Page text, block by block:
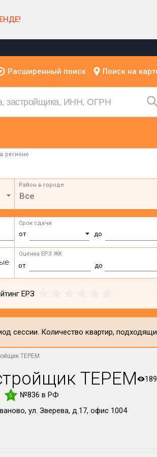
Расширенный поиск Поиск на
регионе
Район в городе
Все
Срок сдачи
от до
Оценка ЕРЗ ЖК
от до
ЕРЗ
сессии. Количество квартир,
ТЕРЕМ
ТЕРЕМ 189
5
№836 в РФ
ул. Зверева, д.17, офис 1004